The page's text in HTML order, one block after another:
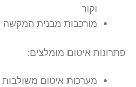
וקור
מורכבות מבנית המקשה
פתרונות איטום מומלצים:
מערכות איטום